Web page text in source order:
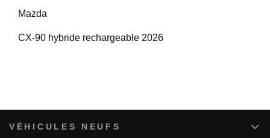
Mazda
CX-90 hybride rechargeable 2026
VÉHICULES NEUFS